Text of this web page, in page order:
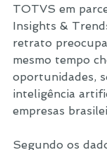
TOTVS em
Insights &
retrato
mesmo tempo
oportunidades,
inteligência
empresas
Segundo os